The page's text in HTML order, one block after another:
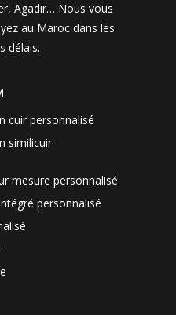
Agadir… Nous vous
au Maroc dans les
délais.
cuir personnalisé
similicuir
mesure personnalisé
personnalisé